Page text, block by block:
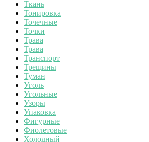
Ткань
Тонировка
Точечные
Точки
Трава
Трава
Транспорт
Трещины
Туман
Уголь
Угольные
Узоры
Упаковка
Фигурные
Фиолетовые
Холодный